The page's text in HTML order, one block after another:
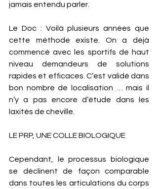
jamais entendu parler.
Le Doc : Voilà plusieurs années que
cette méthode existe. On a déjà
commencé avec les sportifs de haut
niveau demandeurs de solutions
rapides et efficaces. C’est validé dans
bon nombre de localisation … mais il
n’y a pas encore d’étude dans les
laxités de cheville.
LE PRP, UNE COLLE BIOLOGIQUE
Cependant, le processus biologique
se déclinent de façon comparable
dans toutes les articulations du corps